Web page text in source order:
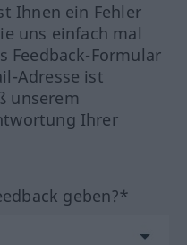
Ihnen ein Fehler
uns einfach mal
Feedback-Formular
Adresse ist
unserem
Ihrer
geben?*